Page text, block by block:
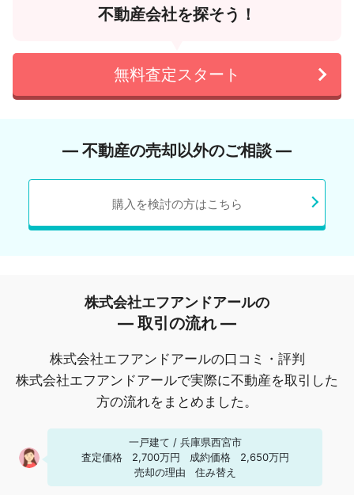
不動産会社を探そう！
無料査定スタート
― 不動産の売却以外のご相談 ―
購入を検討の方はこちら
株式会社エフアンドアールの
― 取引の流れ ―
株式会社エフアンドアールの口コミ・評判
株式会社エフアンドアールで実際に不動産を取引した
方の流れをまとめました。
一戸建て / 兵庫県西宮市
査定価格
2,700万円 成約価格
2,650万円
売却の理由
住み替え